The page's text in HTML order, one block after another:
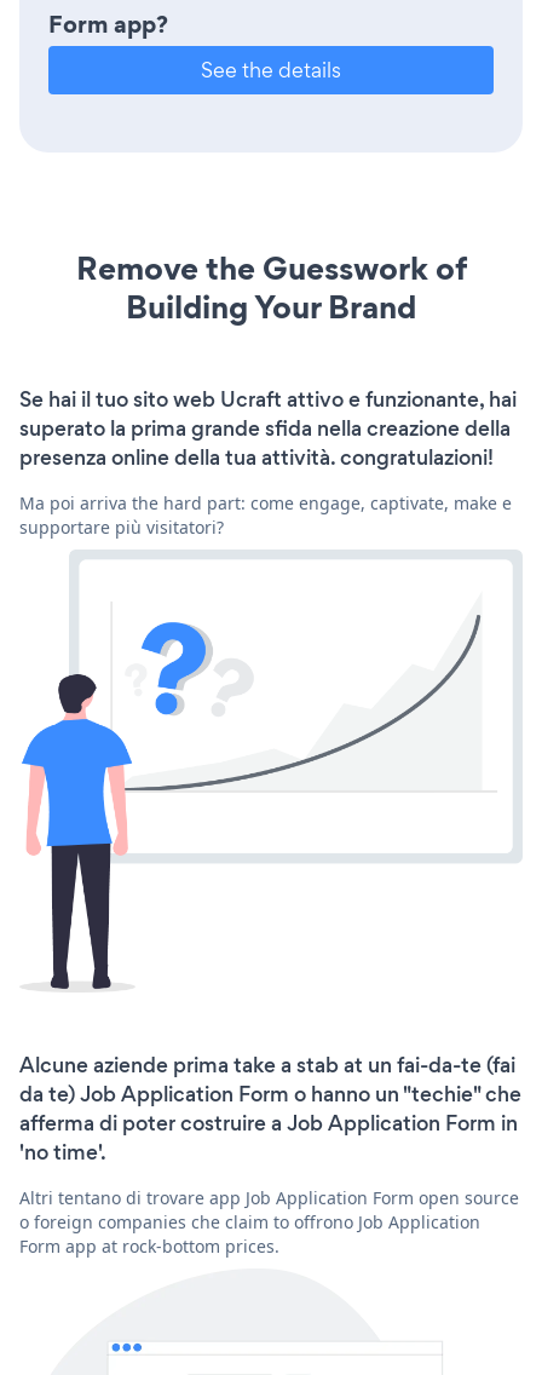
Form app?
See the details
Remove the Guesswork of
Building Your Brand
Se hai il tuo sito web Ucraft attivo e funzionante, hai
superato la prima grande sfida nella creazione della
presenza online della tua attività. congratulazioni!
Ma poi arriva the hard part: come engage, captivate, make e
supportare più visitatori?
Alcune aziende prima take a stab at un fai-da-te (fai
da te) Job Application Form o hanno un "techie" che
afferma di poter costruire a Job Application Form in
'no time'.
Altri tentano di trovare app Job Application Form open source
o foreign companies che claim to offrono Job Application
Form app at rock-bottom prices.